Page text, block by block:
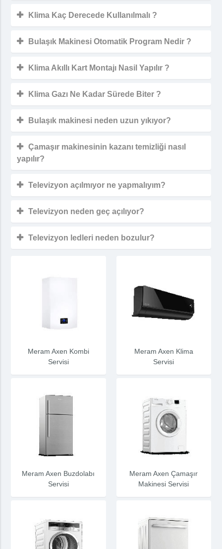
Klima Kaç Derecede Kullanılmalı ?
Bulaşık Makinesi Otomatik Program Nedir ?
Klima Akıllı Kart Montajı Nasil Yapılır ?
Klima Gazı Ne Kadar Sürede Biter ?
Bulaşık makinesi neden uzun yıkıyor?
Çamaşır makinesinin kazanı temizliği nasıl
yapılır?
Televizyon açılmıyor ne yapmalıyım?
Televizyon neden geç açılıyor?
Televizyon ledleri neden bozulur?
Meram Axen Kombi
Servisi
Meram Axen Klima
Servisi
Meram Axen Buzdolabı
Servisi
Meram Axen Çamaşır
Makinesi Servisi